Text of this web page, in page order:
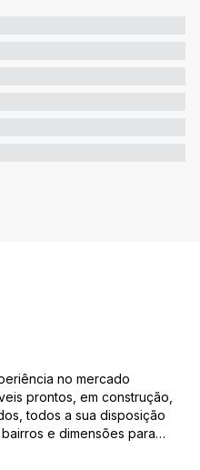
no mercado
prontos, em construção,
todos a sua disposição
e dimensões para